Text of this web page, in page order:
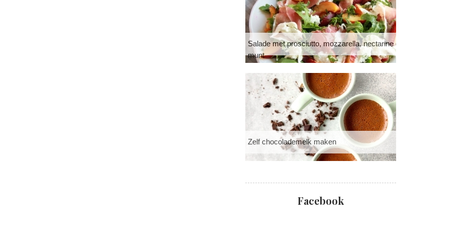
Salade met prosciutto, mozzarella, nectarine en
munt
Zelf chocolademelk maken
Facebook